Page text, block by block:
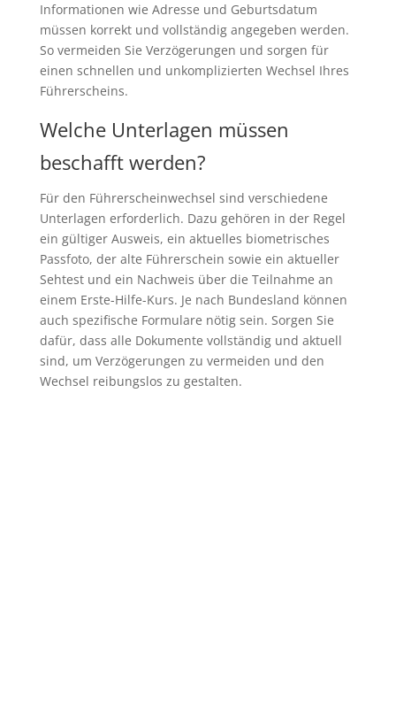
Informationen wie Adresse und Geburtsdatum
müssen korrekt und vollständig angegeben werden.
So vermeiden Sie Verzögerungen und sorgen für
einen schnellen und unkomplizierten Wechsel Ihres
Führerscheins.
Welche Unterlagen müssen
beschafft werden?
Für den Führerscheinwechsel sind verschiedene
Unterlagen erforderlich. Dazu gehören in der Regel
ein gültiger Ausweis, ein aktuelles biometrisches
Passfoto, der alte Führerschein sowie ein aktueller
Sehtest und ein Nachweis über die Teilnahme an
einem Erste-Hilfe-Kurs. Je nach Bundesland können
auch spezifische Formulare nötig sein. Sorgen Sie
dafür, dass alle Dokumente vollständig und aktuell
sind, um Verzögerungen zu vermeiden und den
Wechsel reibungslos zu gestalten.